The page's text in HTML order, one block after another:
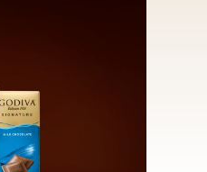
新品 / 季節性商品
歡聚系列